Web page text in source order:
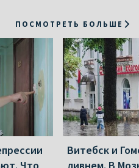
ПОСМОТРЕТЬ БОЛЬШЕ
Витебск и